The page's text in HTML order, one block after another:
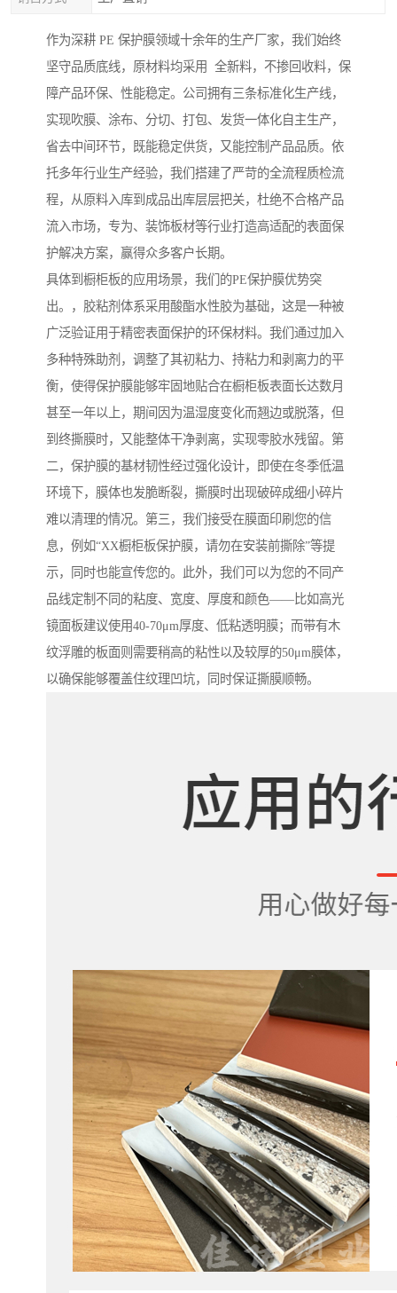
作为深耕 PE 保护膜领域十余年的生产厂家，我们始终
坚守品质底线，原材料均采用 全新料，不掺回收料，保
障产品环保、性能稳定。公司拥有三条标准化生产线，
实现吹膜、涂布、分切、打包、发货一体化自主生产，
省去中间环节，既能稳定供货，又能控制产品品质。依
托多年行业生产经验，我们搭建了严苛的全流程质检流
程，从原料入库到成品出库层层把关，杜绝不合格产品
流入市场，专为、装饰板材等行业打造高适配的表面保
护解决方案，赢得众多客户长期。
具体到橱柜板的应用场景，我们的PE保护膜优势突
出。，胶粘剂体系采用酸酯水性胶为基础，这是一种被
广泛验证用于精密表面保护的环保材料。我们通过加入
多种特殊助剂，调整了其初粘力、持粘力和剥离力的平
衡，使得保护膜能够牢固地贴合在橱柜板表面长达数月
甚至一年以上，期间因为温湿度变化而翘边或脱落，但
到终撕膜时，又能整体干净剥离，实现零胶水残留。第
二，保护膜的基材韧性经过强化设计，即使在冬季低温
环境下，膜体也发脆断裂，撕膜时出现破碎成细小碎片
难以清理的情况。第三，我们接受在膜面印刷您的信
息，例如“XX橱柜板保护膜，请勿在安装前撕除”等提
示，同时也能宣传您的。此外，我们可以为您的不同产
品线定制不同的粘度、宽度、厚度和颜色——比如高光
镜面板建议使用40-70μm厚度、低粘透明膜；而带有木
纹浮雕的板面则需要稍高的粘性以及较厚的50μm膜体，
以确保能够覆盖住纹理凹坑，同时保证撕膜顺畅。